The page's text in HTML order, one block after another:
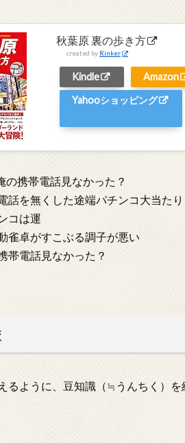
秋葉原 裏の歩き方
created by Rinker
Kindle
Amazon
Yahooショッピング
の携帯電話見なかった？
話を無くした途端パチンコ大当たり
コは運
雀卓がすこぶる調子が悪い
帯電話見なかった？
るように、豆知識（≒うんちく）